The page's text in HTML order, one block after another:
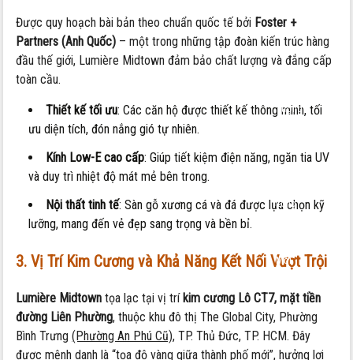
Lumière
Midtown:
Tượng
Cấp
Lòng
Mới
Được quy hoạch bài bản theo chuẩn quốc tế bởi Foster +
Partners (Anh Quốc) – một trong những tập đoàn kiến trúc hàng
đầu thế giới, Lumière Midtown đảm bảo chất lượng và đẳng cấp
toàn cầu.
Thiết kế tối ưu: Các căn hộ được thiết kế thông minh, tối
ưu diện tích, đón nắng gió tự nhiên.
Kính Low-E cao cấp: Giúp tiết kiệm điện năng, ngăn tia UV
và duy trì nhiệt độ mát mẻ bên trong.
Nội thất tinh tế: Sàn gỗ xương cá và đá được lựa chọn kỹ
lưỡng, mang đến vẻ đẹp sang trọng và bền bỉ.
3. Vị Trí Kim Cương và Khả Năng Kết Nối Vượt Trội
Lumière Midtown tọa lạc tại vị trí kim cương Lô CT7, mặt tiền
đường Liên Phường, thuộc khu đô thị The Global City, Phường
Bình Trưng(Phường An Phú Cũ), TP. Thủ Đức, TP. HCM. Đây
được mệnh danh là “tọa độ vàng giữa thành phố mới”, hưởng lợi